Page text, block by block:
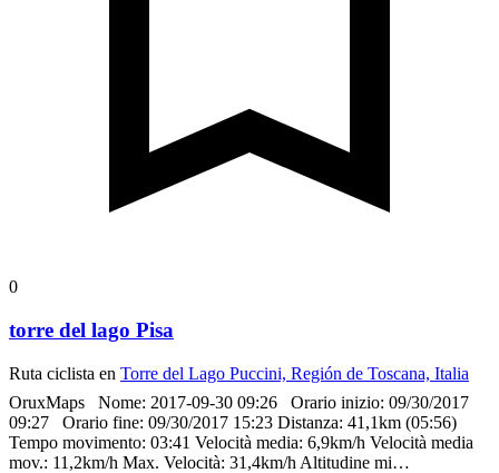
0
torre del lago Pisa
Ruta ciclista en Torre del Lago Puccini, Región de Toscana, Italia
OruxMaps
Nome: 2017-09-30 09:26
Orario inizio: 09/30/2017
09:27
Orario fine: 09/30/2017 15:23 Distanza: 41,1km (05:56)
Tempo movimento: 03:41 Velocità media: 6,9km/h Velocità media
mov.: 11,2km/h Max. Velocità: 31,4km/h Altitudine mi…